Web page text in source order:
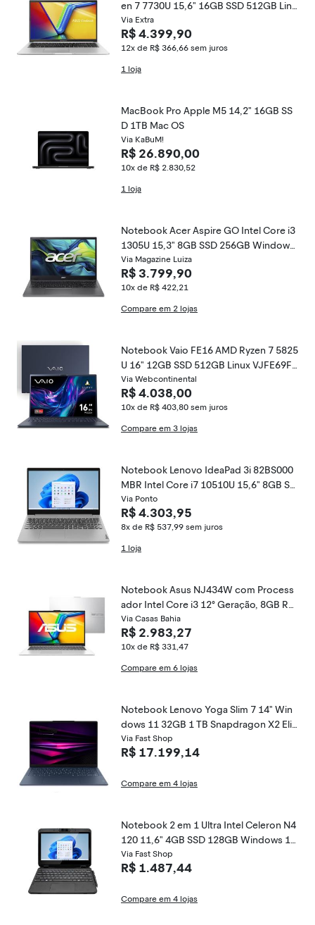
en 7 7730U 15,6" 16GB SSD 512GB Linu
x M1502YA-NJ495
Via Extra
R$ 4.399,90
12x de R$ 366,66 sem juros
1 loja
MacBook Pro Apple M5 14,2" 16GB SS
D 1TB Mac OS
Via KaBuM!
R$ 26.890,00
10x de R$ 2.830,52
1 loja
Notebook Acer Aspire GO Intel Core i3
1305U 15,3" 8GB SSD 256GB Windows
11 AG15-51P-39MU
Via Magazine Luiza
R$ 3.799,90
10x de R$ 422,21
Compare em 2 lojas
Notebook Vaio FE16 AMD Ryzen 7 5825
U 16" 12GB SSD 512GB Linux VJFE69F1
1X-B1311H
Via Webcontinental
R$ 4.038,00
10x de R$ 403,80 sem juros
Compare em 3 lojas
Notebook Lenovo IdeaPad 3i 82BS000
MBR Intel Core i7 10510U 15,6" 8GB SS
D 256 GB Windows 11 GeForce MX330
Via Ponto
R$ 4.303,95
8x de R$ 537,99 sem juros
1 loja
Notebook Asus NJ434W com Process
ador Intel Core i3 12° Geração, 8GB RA
M, 256GB SSD, Tela LED de 15,6” e Win
dows 11 Home
Via Casas Bahia
R$ 2.983,27
10x de R$ 331,47
Compare em 6 lojas
Notebook Lenovo Yoga Slim 7 14" Win
dows 11 32GB 1 TB Snapdragon X2 Elit
e X2E-80-100
Via Fast Shop
R$ 17.199,14
Compare em 4 lojas
Notebook 2 em 1 Ultra Intel Celeron N4
120 11,6" 4GB SSD 128GB Windows 11
UB210
Via Fast Shop
R$ 1.487,44
Compare em 4 lojas